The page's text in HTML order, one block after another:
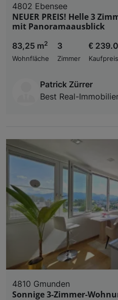
4802 Ebensee
NEUER PREIS! Helle 3
mit Panoramaausblick
83,25 m2
Wohnfläche
3
Zimmer
€
Kaufpreis
Patrick Zürrer
Best Real-
4810 Gmunden
Sonnige 3-Zimmer-